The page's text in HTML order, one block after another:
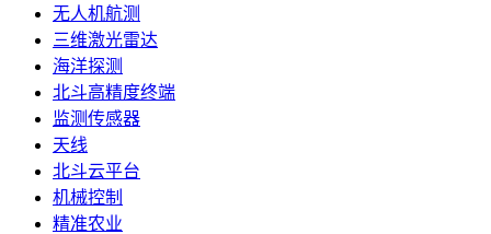
无人机航测
三维激光雷达
海洋探测
北斗高精度终端
监测传感器
天线
北斗云平台
机械控制
精准农业